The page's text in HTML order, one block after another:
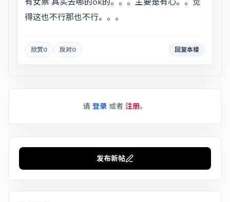
得这也不行那也不行。。。
欣赏0 反对0 回复本楼
请 登录 或者 注册。
发布新帖